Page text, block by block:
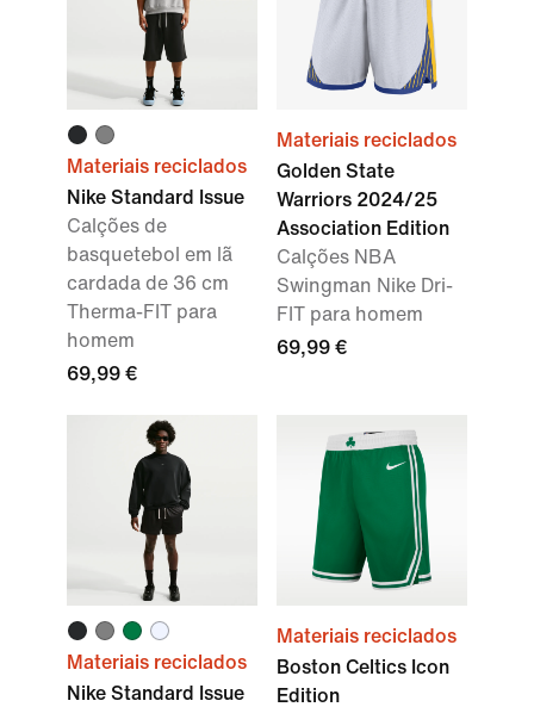
Materiais reciclados
Nike Standard Issue
Calções de
basquetebol em lã
cardada de 36 cm
Therma-FIT para
homem
69,99 €
Materiais reciclados
Golden State
Warriors 2024/25
Association Edition
Calções NBA
Swingman Nike Dri-
FIT para homem
69,99 €
Materiais reciclados
Nike Standard Issue
Materiais reciclados
Boston Celtics Icon
Edition